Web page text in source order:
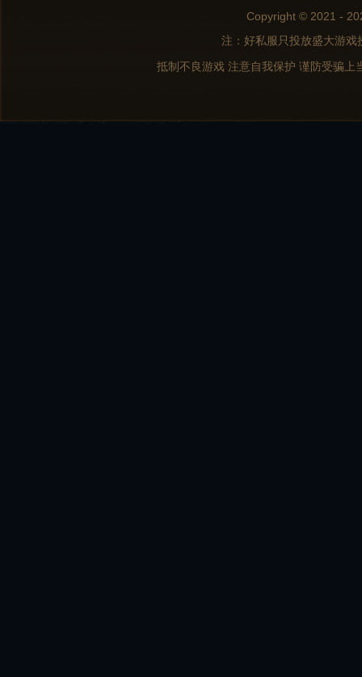
Copyright © 2021 -
注：好私服只投放盛大游
抵制不良游戏 注意自我保护 谨防受骗